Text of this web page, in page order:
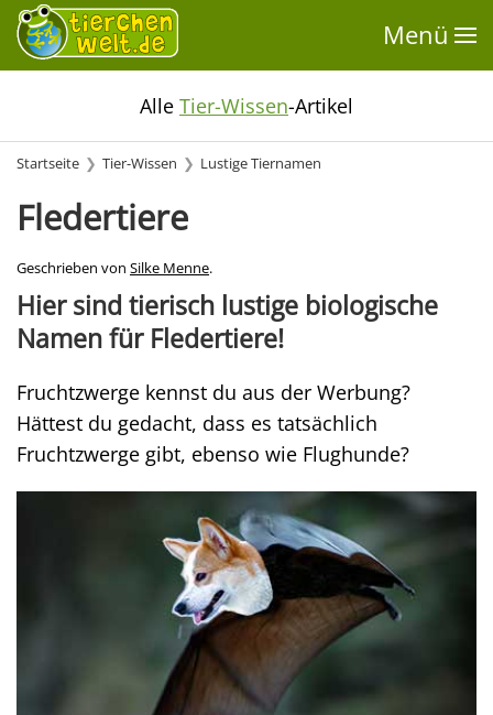
Menü
Alle Tier-Wissen-Artikel
Startseite Tier-Wissen Lustige Tiernamen
Fledertiere
Geschrieben von Silke Menne.
Hier sind tierisch lustige biologische
Namen für Fledertiere!
Fruchtzwerge kennst du aus der Werbung?
Hättest du gedacht, dass es tatsächlich
Fruchtzwerge gibt, ebenso wie Flughunde?